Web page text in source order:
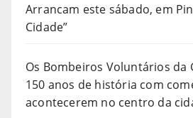
Arrancam este sábado, em
Cidade”
Os Bombeiros Voluntários da
150 anos de história com
acontecerem no centro da